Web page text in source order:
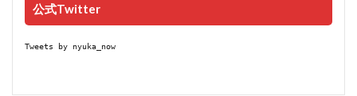
公式Twitter
Tweets by nyuka_now